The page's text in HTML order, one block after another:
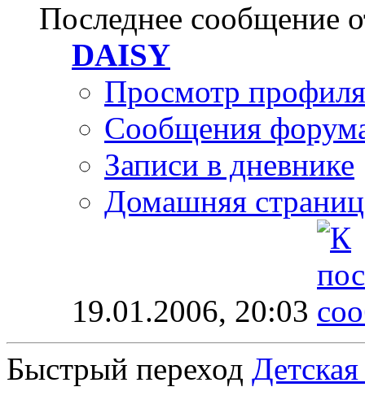
Последнее сообщение
DAISY
Просмотр профиля
Сообщения
Записи в дневнике
Домашняя
19.01.2006, 20:03
Быстрый переход